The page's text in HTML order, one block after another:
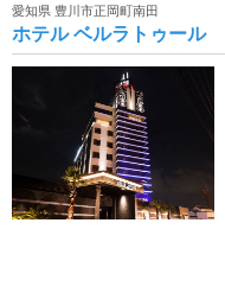
愛知県 豊川市正岡町南田
ホテル ベルラトゥール